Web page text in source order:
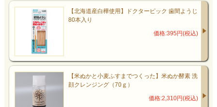
【北海道産白樺使用】ドクターピック 歯間ようじ
80本入り
価格:395円(税込)
【米ぬかと小麦ふすまでつくった】米ぬか酵素 洗
顔クレンジング（70ｇ）
価格:2,310円(税込)